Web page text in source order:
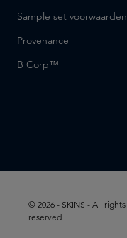
Sample set voorwaarden
Provenance
B Corp™
© 2026 - SKINS - All rights
reserved